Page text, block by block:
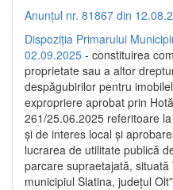
Anunțul nr. 81867 din
Dispoziția Primarului
02.09.2025 - constituirea
proprietate sau a altor
despăgubirilor pentru
expropriere aprobat prin
261/25.06.2025 referitoare
și de interes local și
lucrarea de utilitate publică
parcare supraetajată,
municipiul Slatina, județul Olt”